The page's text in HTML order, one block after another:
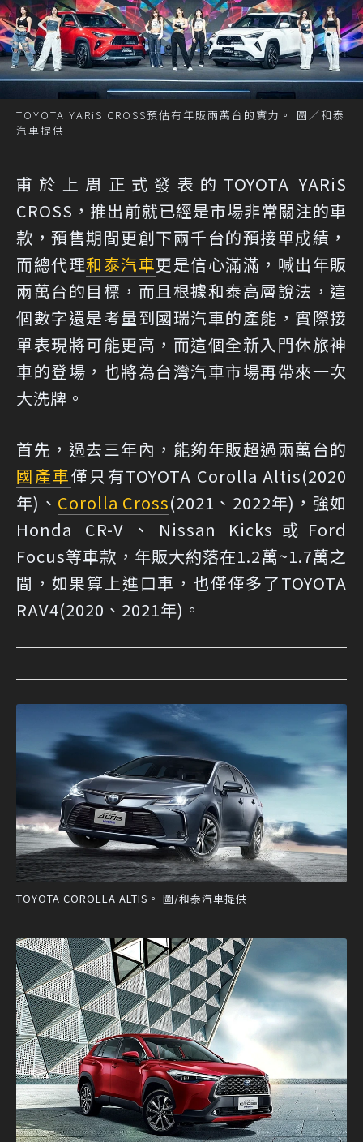
TOYOTA YARiS CROSS預估有年販兩萬台的實力。 圖／和泰
汽車提供
甫於上周正式發表的TOYOTA YARiS
CROSS，推出前就已經是市場非常關注的車
款，預售期間更創下兩千台的預接單成績，
而總代理和泰汽車更是信心滿滿，喊出年販
兩萬台的目標，而且根據和泰高層說法，這
個數字還是考量到國瑞汽車的產能，實際接
單表現將可能更高，而這個全新入門休旅神
車的登場，也將為台灣汽車市場再帶來一次
大洗牌。
首先，過去三年內，能夠年販超過兩萬台的
國產車僅只有TOYOTA Corolla Altis(2020
年)、 Corolla Cross(2021、2022年)，強如
Honda CR-V、Nissan Kicks或Ford
Focus等車款，年販大約落在1.2萬~1.7萬之
間，如果算上進口車，也僅僅多了TOYOTA
RAV4(2020、2021年)。
TOYOTA COROLLA ALTIS。 圖/和泰汽車提供